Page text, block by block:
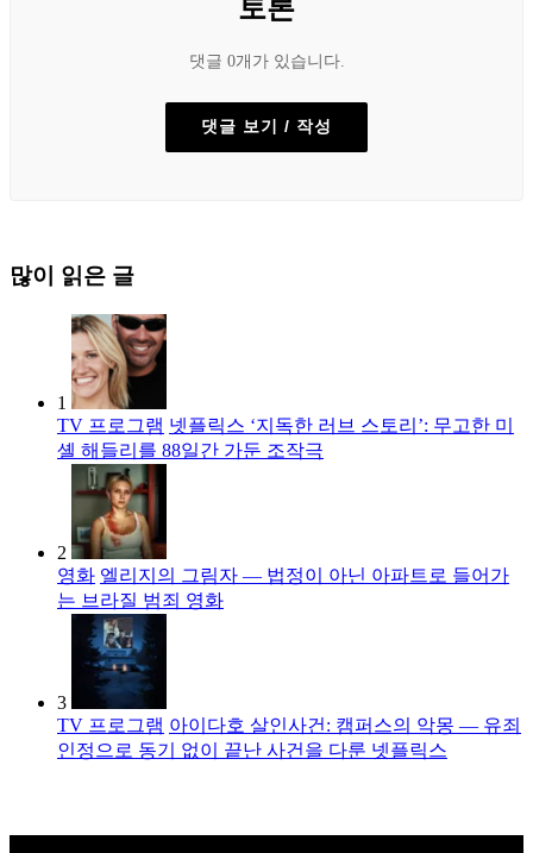
토론
댓글 0개가 있습니다.
댓글 보기 / 작성
많이 읽은 글
1
TV 프로그램 넷플릭스 ‘지독한 러브 스토리’: 무고한 미
셸 해들리를 88일간 가둔 조작극
2
영화 엘리지의 그림자 — 법정이 아닌 아파트로 들어가
는 브라질 범죄 영화
3
TV 프로그램 아이다호 살인사건: 캠퍼스의 악몽 — 유죄
인정으로 동기 없이 끝난 사건을 다룬 넷플릭스